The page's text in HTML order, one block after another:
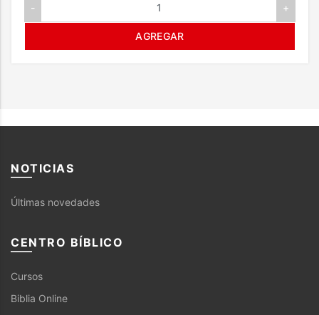
- +
AGREGAR
NOTICIAS
Últimas novedades
CENTRO BÍBLICO
Cursos
Biblia Online